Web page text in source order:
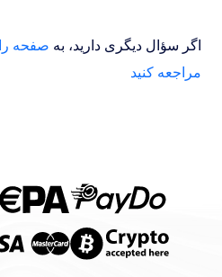
اگر سؤال دیگری دارید، به
مراجعه کنید